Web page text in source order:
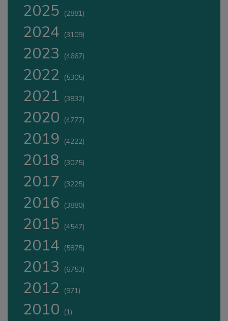
2025 (2881)
2024 (3109)
2023 (4667)
2022 (5305)
2021 (3832)
2020 (4777)
2019 (4222)
2018 (3075)
2017 (3225)
2016 (3880)
2015 (4547)
2014 (5875)
2013 (6753)
2012 (971)
2010 (1)